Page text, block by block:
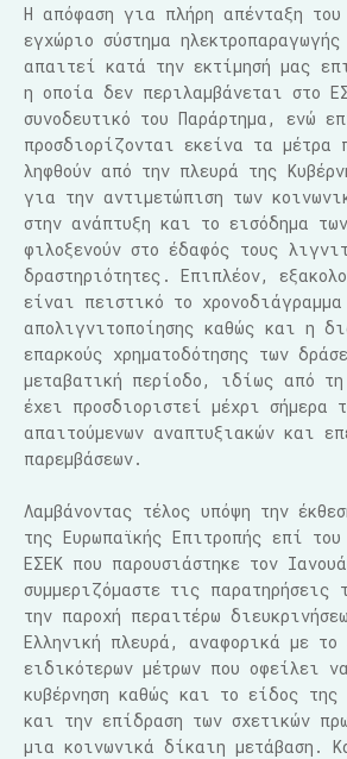
Η απόφαση για πλήρη απένταξη
εγχώριο σύστημα
απαιτεί κατά την εκτίμησή μας
η οποία δεν περιλαμβάνεται στο
συνοδευτικό του Παράρτημα, ενώ
προσδιορίζονται εκείνα τα μέτρα
ληφθούν από την πλευρά της
για την αντιμετώπιση των
στην ανάπτυξη και το εισόδημα
φιλοξενούν στο έδαφός τους
δραστηριότητες. Επιπλέον,
είναι πειστικό το
απολιγνιτοποίησης καθώς και η
επαρκούς χρηματοδότησης των
μεταβατική περίοδο, ιδίως από
έχει προσδιοριστεί μέχρι σήμερα
απαιτούμενων αναπτυξιακών και
παρεμβάσεων.
Λαμβάνοντας τέλος υπόψη την
της Ευρωπαϊκής Επιτροπής επί του
ΕΣΕΚ που παρουσιάστηκε τον
συμμεριζόμαστε τις παρατηρήσεις
την παροχή περαιτέρω
Ελληνική πλευρά, αναφορικά με το
ειδικότερων μέτρων που οφείλει
κυβέρνηση καθώς και το είδος της
και την επίδραση των σχετικών
μια κοινωνικά δίκαιη μετάβαση.